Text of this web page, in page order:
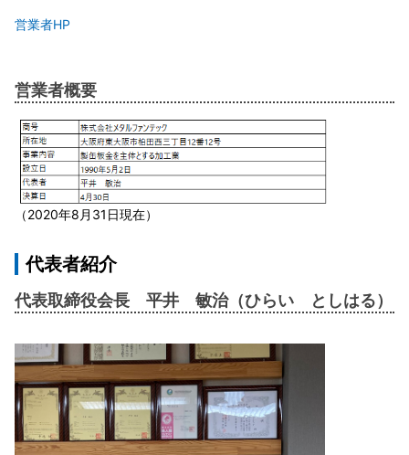
営業者HP
営業者概要
（2020年8月31日現在）
代表者紹介
代表取締役会長 平井 敏治（ひらい としはる）